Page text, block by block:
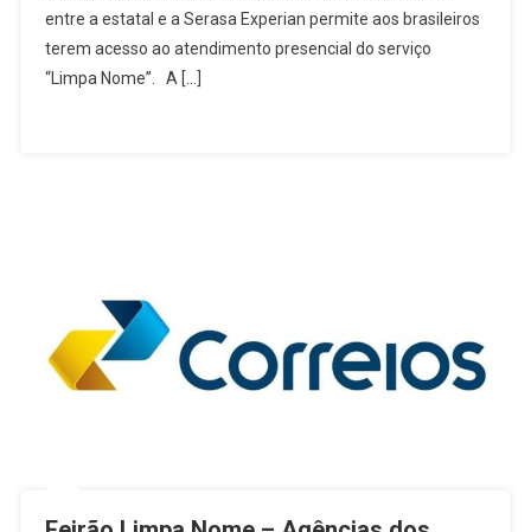
Todo
País
entre a estatal e a Serasa Experian permite aos brasileiros
terem acesso ao atendimento presencial do serviço
“Limpa Nome”. A […]